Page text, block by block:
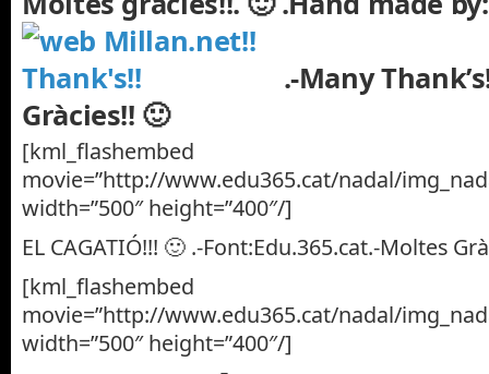
.-Many
Gràcies!! 🙂
[kml_flashembed
movie=”http://www.edu365.cat/nadal/
width=”500″ height=”400″/]
EL CAGATIÓ!!! 🙂 .-Font:Edu.365.cat.-Moltes
[kml_flashembed
movie=”http://www.edu365.cat/nadal/
width=”500″ height=”400″/]